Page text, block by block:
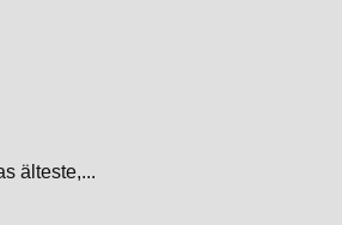
älteste,...